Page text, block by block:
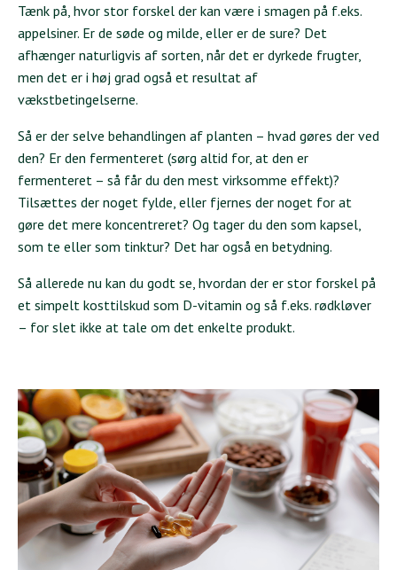
Tænk på, hvor stor forskel der kan være i smagen på f.eks.
appelsiner. Er de søde og milde, eller er de sure? Det
afhænger naturligvis af sorten, når det er dyrkede frugter,
men det er i høj grad også et resultat af
vækstbetingelserne.
Så er der selve behandlingen af planten – hvad gøres der ved
den? Er den fermenteret (sørg altid for, at den er
fermenteret – så får du den mest virksomme effekt)?
Tilsættes der noget fylde, eller fjernes der noget for at
gøre det mere koncentreret? Og tager du den som kapsel,
som te eller som tinktur? Det har også en betydning.
Så allerede nu kan du godt se, hvordan der er stor forskel på
et simpelt kosttilskud som D-vitamin og så f.eks. rødkløver
– for slet ikke at tale om det enkelte produkt.